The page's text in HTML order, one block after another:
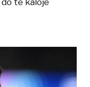
do të kalojë